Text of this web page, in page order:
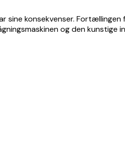
sine konsekvenser. Fortællingen
og den kunstige